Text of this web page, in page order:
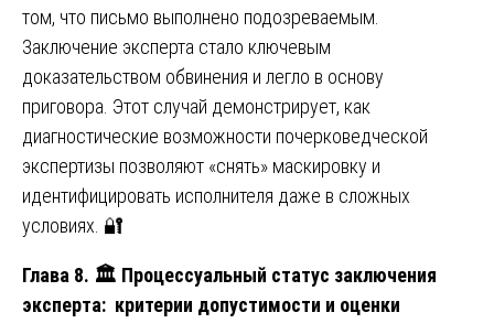
том, что письмо выполнено подозреваемым.
Заключение эксперта стало ключевым
доказательством обвинения и легло в основу
приговора. Этот случай демонстрирует, как
диагностические возможности почерковедческой
экспертизы позволяют «снять» маскировку и
идентифицировать исполнителя даже в сложных
условиях. 🔐
Глава 8. 🏛 ️ Процессуальный статус заключения
эксперта: критерии допустимости и оценки